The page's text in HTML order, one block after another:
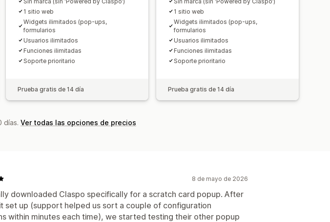
1 sitio web
Widgets ilimitados (pop-ups,
formularios
Usuarios ilimitados
Funciones ilimitadas
Soporte prioritario
Prueba gratis de 14 día
1 sitio web
Widgets ilimitados (pop-ups,
formularios
Usuarios ilimitados
Funciones ilimitadas
Soporte prioritario
Prueba gratis de 14 día
días. Ver todas las opciones de precios
8 de mayo de 2026
downloaded Claspo specifically for a scratch card popup. After
set up (support helped us sort a couple of configuration
within minutes each time), we started testing their other popup